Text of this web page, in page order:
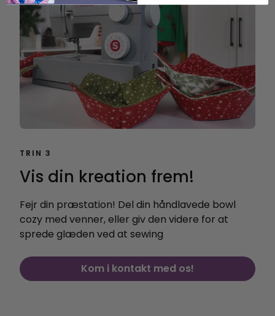
TRIN 3
Vis din kreation frem!
Fejr din præstation! Del din håndlavede bowl
cozy med venner, eller giv den videre for at
sprede glæden ved at sewing
Kom i kontakt med os!